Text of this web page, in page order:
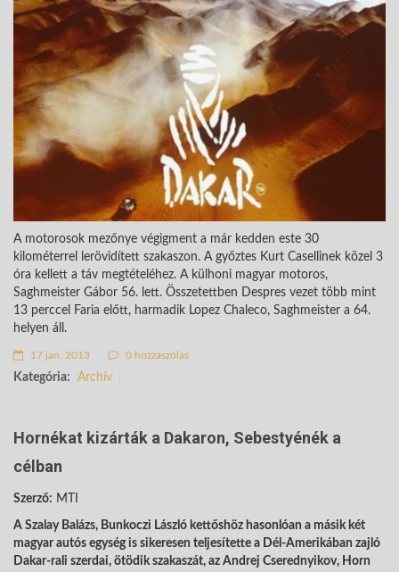
A motorosok mezőnye végigment a már kedden este 30
kilométerrel lerövidített szakaszon. A győztes Kurt Casellinek közel 3
óra kellett a táv megtételéhez. A külhoni magyar motoros,
Saghmeister Gábor 56. lett. Összetettben Despres vezet több mint
13 perccel Faria előtt, harmadik Lopez Chaleco, Saghmeister a 64.
helyen áll.
17 jan. 2013 0 hozzászólás
Kategória: Archív
Hornékat kizárták a Dakaron, Sebestyénék a
célban
Szerző: MTI
A Szalay Balázs, Bunkoczi László kettőshöz hasonlóan a másik két
magyar autós egység is sikeresen teljesítette a Dél-Amerikában zajló
Dakar-rali szerdai, ötödik szakaszát, az Andrej Cserednyikov, Horn